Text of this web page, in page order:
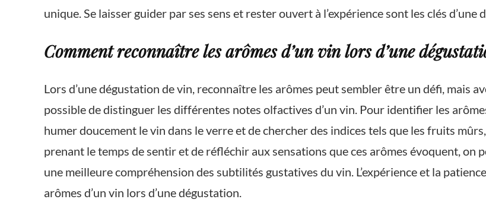
unique. Se laisser guider par ses sens et rester ouvert à l’expérience sont les clés d’une
Comment reconnaître les arômes d’un vin lors d’une
Lors d’une dégustation de vin, reconnaître les arômes peut sembler être un défi, mais
possible de distinguer les différentes notes olfactives d’un vin. Pour identifier les
humer doucement le vin dans le verre et de chercher des indices tels que les fruits
prenant le temps de sentir et de réfléchir aux sensations que ces arômes évoquent,
une meilleure compréhension des subtilités gustatives du vin. L’expérience et la
arômes d’un vin lors d’une dégustation.